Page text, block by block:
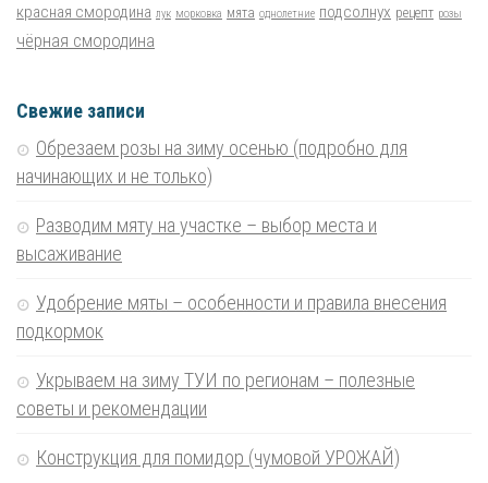
красная смородина лук морковка мята однолетние подсолнух рецепт розы
чёрная смородина
Свежие записи
Обрезаем розы на зиму осенью (подробно для
начинающих и не только)
Разводим мяту на участке – выбор места и
высаживание
Удобрение мяты – особенности и правила внесения
подкормок
Укрываем на зиму ТУИ по регионам – полезные
советы и рекомендации
Конструкция для помидор (чумовой УРОЖАЙ)